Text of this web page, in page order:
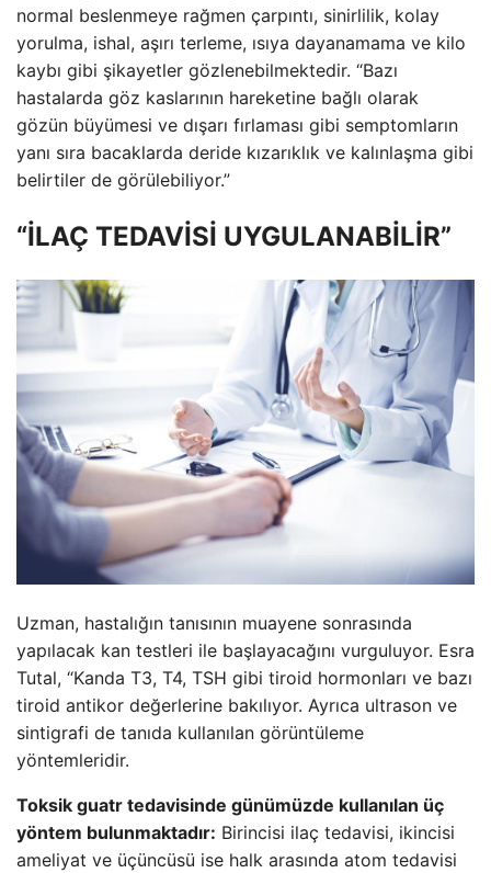
normal beslenmeye rağmen çarpıntı, sinirlilik, kolay
yorulma, ishal, aşırı terleme, ısıya dayanamama ve kilo
kaybı gibi şikayetler gözlenebilmektedir. “Bazı
hastalarda göz kaslarının hareketine bağlı olarak
gözün büyümesi ve dışarı fırlaması gibi semptomların
yanı sıra bacaklarda deride kızarıklık ve kalınlaşma gibi
belirtiler de görülebiliyor.”
“İLAÇ TEDAVİSİ UYGULANABİLİR”
Uzman, hastalığın tanısının muayene sonrasında
yapılacak kan testleri ile başlayacağını vurguluyor. Esra
Tutal, “Kanda T3, T4, TSH gibi tiroid hormonları ve bazı
tiroid antikor değerlerine bakılıyor. Ayrıca ultrason ve
sintigrafi de tanıda kullanılan görüntüleme
yöntemleridir.
Toksik guatr tedavisinde günümüzde kullanılan üç
yöntem bulunmaktadır: Birincisi ilaç tedavisi, ikincisi
ameliyat ve üçüncüsü ise halk arasında atom tedavisi